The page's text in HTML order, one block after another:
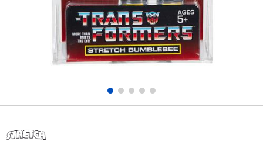
遊戲及拼圖系列
益智學習玩具
LEGO樂高
LeapFrog跳跳蛙